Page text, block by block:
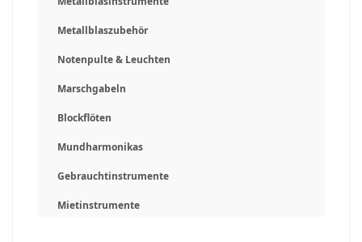
Metallblaszubehör
Notenpulte & Leuchten
Marschgabeln
Blockflöten
Mundharmonikas
Gebrauchtinstrumente
Mietinstrumente